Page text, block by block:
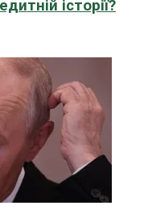
історії?